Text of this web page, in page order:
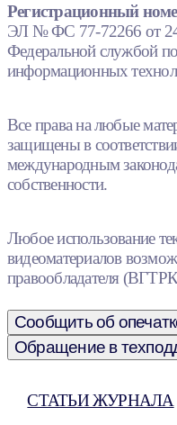
Регистрационный
ЭЛ № ФС 77-72266 от
Федеральной службой
информационных
Все права на любые
защищены в
международным
собственности.
Любое использование
видеоматериалов
правообладателя
Сообщить об
Обращение в
СТАТЬИ ЖУРНАЛА